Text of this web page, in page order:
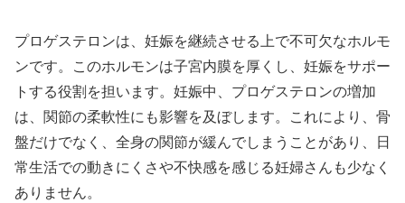
プロゲステロンは、妊娠を継続させる上で不可欠なホルモ
ンです。このホルモンは子宮内膜を厚くし、妊娠をサポー
トする役割を担います。妊娠中、プロゲステロンの増加
は、関節の柔軟性にも影響を及ぼします。これにより、骨
盤だけでなく、全身の関節が緩んでしまうことがあり、日
常生活での動きにくさや不快感を感じる妊婦さんも少なく
ありません。